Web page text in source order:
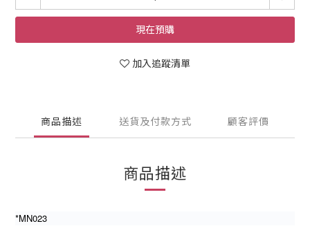
現在預購
加入追蹤清單
商品描述 送貨及付款方式 顧客評價
商品描述
*MN023